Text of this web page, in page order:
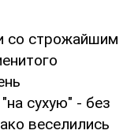
со строжайшим
сухую" - без
веселились